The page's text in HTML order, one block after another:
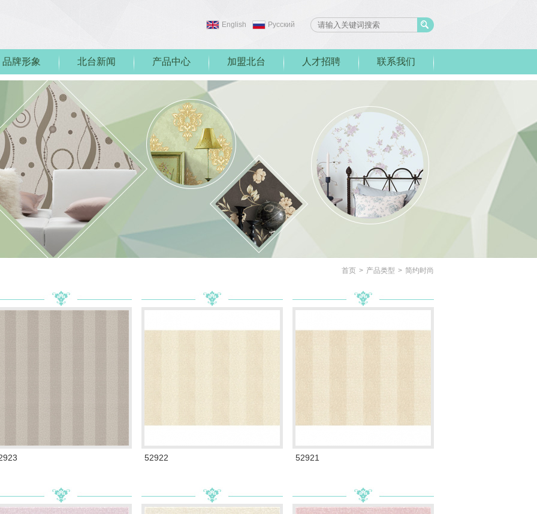
English Pусский
品牌形象 北台新闻 产品中心 加盟北台 人才招聘 联系我们
首页 > 产品类型 > 简约时尚
52922 52921